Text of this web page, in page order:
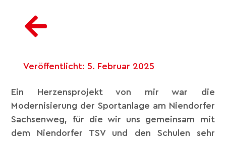
Veröffentlicht: 5. Februar 2025
Ein Herzensprojekt von mir war die
Modernisierung der Sportanlage am Niendorfer
Sachsenweg, für die wir uns gemeinsam mit
dem Niendorfer TSV und den Schulen sehr